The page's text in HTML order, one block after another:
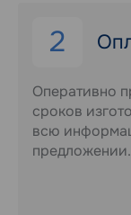
2
Оперативно
сроков
всю
предложении.